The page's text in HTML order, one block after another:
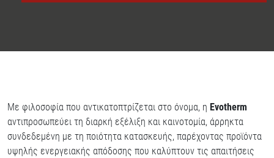
Με φιλοσοφία που αντικατοπτρίζεται στο όνομα, η Evotherm
αντιπροσωπεύει τη διαρκή εξέλιξη και καινοτομία, άρρηκτα
συνδεδεμένη με τη ποιότητα κατασκευής, παρέχοντας προϊόντα
υψηλής ενεργειακής απόδοσης που καλύπτουν τις απαιτήσεις